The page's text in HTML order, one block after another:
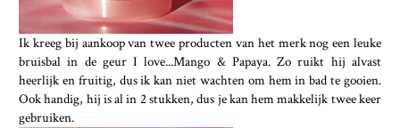
Ik kreeg bij aankoop van twee producten van het merk nog een leuke
bruisbal in de geur I love...Mango & Papaya. Zo ruikt hij alvast
heerlijk en fruitig, dus ik kan niet wachten om hem in bad te gooien.
Ook handig, hij is al in 2 stukken, dus je kan hem makkelijk twee keer
gebruiken.